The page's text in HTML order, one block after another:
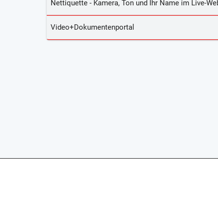
Nettiquette - Kamera, Ton und Ihr Name im Live-
Video+Dokumentenportal